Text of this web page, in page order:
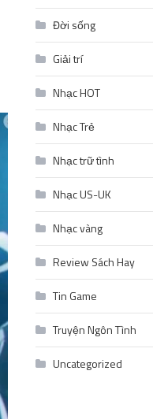
Đời sống
Giải trí
Nhạc HOT
Nhạc Trẻ
Nhạc trữ tình
Nhạc US-UK
Nhạc vàng
Review Sách Hay
Tin Game
Truyện Ngôn Tình
Uncategorized